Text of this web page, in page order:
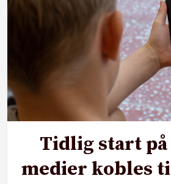
Tidlig start på
medier kobles